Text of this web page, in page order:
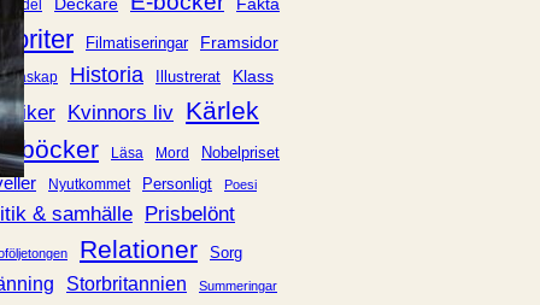
Filmatiseringar Framsidor
Historia Illustrerat Klass
Kvinnors liv Kärlek
Läsa Mord Nobelpriset
Nyutkommet Personligt Poesi
& samhälle Prisbelönt
Relationer Sorg
Storbritannien Summeringar